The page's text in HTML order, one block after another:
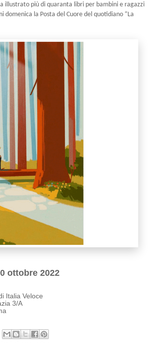
illustrato più di quaranta libri per bambini e ragazzi
la Posta del Cuore del quotidiano “La
ottobre 2022
Italia Veloce
3/A